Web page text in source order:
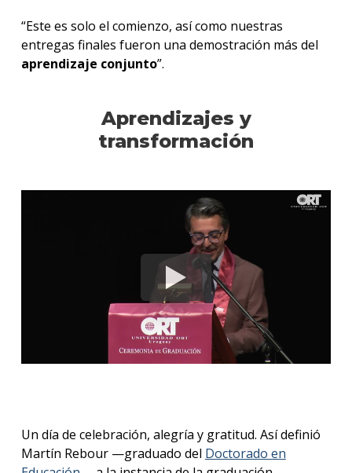
“Este es solo el comienzo, así como nuestras
entregas finales fueron una demostración más del
aprendizaje conjunto”.
Aprendizajes y
transformación
Un día de celebración, alegría y gratitud. Así definió
Martín Rebour —graduado del Doctorado en